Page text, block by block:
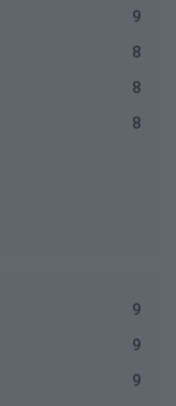
9
8
8
8
9
9
9